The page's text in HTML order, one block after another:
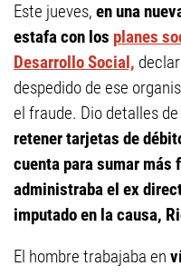
Este jueves, en una
estafa con los planes
Desarrollo Social,
despedido de ese
el fraude. Dio detalles de
retener tarjetas de
cuenta para sumar más
administraba el ex
imputado en la causa,
El hombre trabajaba en